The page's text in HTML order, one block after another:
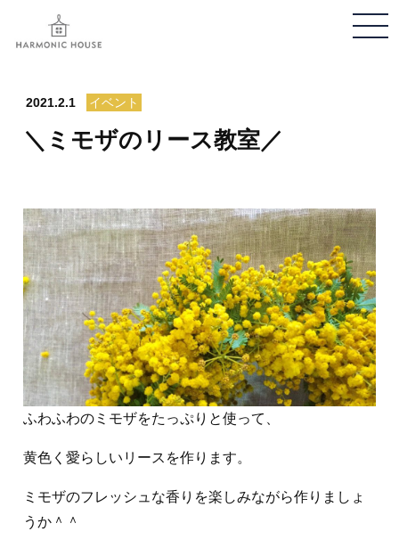
メ
2021.2.1 イベント
＼ミモザのリース教室／
ふわふわのミモザをたっぷりと使って、
黄色く愛らしいリースを作ります。
ミモザのフレッシュな香りを楽しみながら作りましょ
うか＾＾